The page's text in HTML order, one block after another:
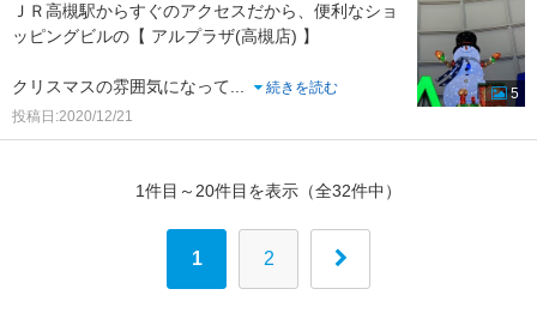
ＪＲ高槻駅からすぐのアクセスだから、便利なショ
ッピングビルの【 アルプラザ(高槻店) 】
クリスマスの雰囲気になって...
続きを読む
投稿日:2020/12/21
5
1件目～20件目を表示（全32件中）
1 2